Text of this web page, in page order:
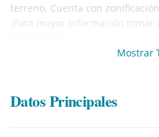
terreno. Cuenta con
¡Para mayor información
Mostrar
Datos Principales